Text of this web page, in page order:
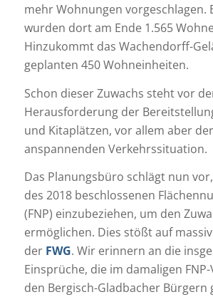
mehr Wohnungen vorgeschlagen.
wurden dort am Ende 1.565
Hinzukommt das Wachendorff-
geplanten 450 Wohneinheiten.
Schon dieser Zuwachs steht vor
Herausforderung der
und Kitaplätzen, vor allem aber
anspannenden Verkehrssituation.
Das Planungsbüro schlägt nun
des 2018 beschlossenen
(FNP) einzubeziehen, um den
ermöglichen. Dies stößt auf
der FWG. Wir erinnern an die
Einsprüche, die im damaligen
den Bergisch-Gladbacher Bürgern